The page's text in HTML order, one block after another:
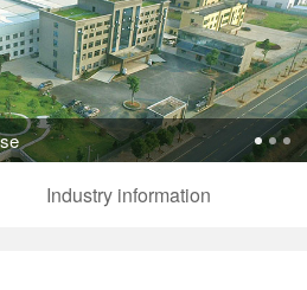
Pursue the perfection of life and inherit Chinese filial piety!
Industry information